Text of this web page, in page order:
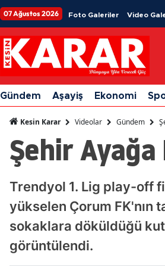
07 Ağustos 2026 Foto Galeriler Video
Gündem Aşayiş Ekonomi
Kesin Karar Videolar Gündem
Şehir Ayağa
Trendyol 1. Lig play-off
yükselen Çorum FK'nın
sokaklara döküldüğü
görüntülendi.